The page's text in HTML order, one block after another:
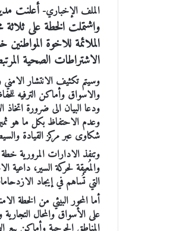
الملف الإخباري- أعلنت
واشتملت الخطة على ثلاثة
الملائمة للاخوة
الاشتراطات الصحية
وسيتم تكثيف الانتشار
والاسواق وأماكن الترفيه
ودعا البيان الى ضرورة
وعدم الاحتفاظ بكل ما هو ثمين
شكاوى عبر مركز القيادة والسيطرة
وتنفذ الادارات المرورية
والمُعيقة لحركة السير، داعية
التي تُساهم في إيجاد
أما المحور البيئي من الخطة
على الأسواق والمحال